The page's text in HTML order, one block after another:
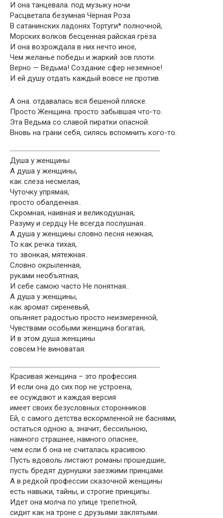
И она танцевала. под музыку ночи
Расцветала безумная Чёрная Роза
В сатанинских ладонях Тортуги* полночной,
Морских волков бесценная райская грёза.
И она возрождала в них нечто иное,
Чем желанье победы и жаркий зов плоти.
Верно — Ведьма! Создание сфер неземное!
И ей душу отдать каждый вовсе не против.
А она. отдавалась вся бешеной пляске.
Просто Женщина. просто забывшая что-то.
Эта Ведьма со славой пиратки опасной.
Вновь на грани себя, силясь вспомнить кого-то.
Душа у женщины
А душа у женщины,
как слеза несмелая,
Чуточку упрямая,
просто обалденная..
Скромная, наивная и великодушная,
Разуму и сердцу Не всегда послушная..
А душа у женщины словно песня нежная,
То как речка тихая,
то звонкая, мятежная..
Словно окрыленная,
руками необъятная,
И себе самою часто Не понятная..
А душа у женщины,
как аромат сиреневый,
опьяняет радостью просто неизмеренной,
Чувствами особыми женщина богатая,
И в этом душа женщины
совсем Не виноватая.
Красивая женщина – это профессия.
И если она до сих пор не устроена,
ее осуждают и каждая версия
имеет своих безусловных сторонников.
Ей, с самого детства вскормленной не баснями,
остаться одною а, значит, бессильною,
намного страшнее, намного опаснее,
чем если б она не считалась красивою.
Пусть вдоволь листают романы прошедшие,
пусть бредят дурнушки заезжими принцами.
А в редкой профессии сказочной женщины
есть навыки, тайны, и строгие принципы.
Идет она молча по улице трепетной,
сидит как на троне с друзьями заклятыми.